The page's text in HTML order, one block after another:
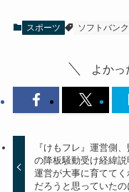
スポーツ ソフトバンク
よかっ
『けもフレ』運営側
の降板騒動受け経緯
運営が大事に育ててく
だろうと思っていたの